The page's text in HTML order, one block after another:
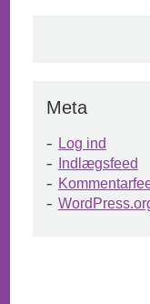
Meta
Log ind
Indlægsfeed